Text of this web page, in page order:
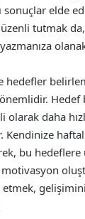
sonuçlar elde
düzenli tutmak
hedefler
olarak daha
bu hedeflere
etmek,